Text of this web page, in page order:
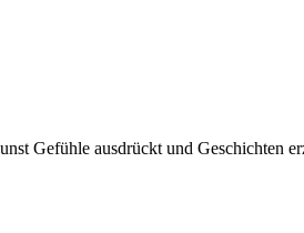
Gefühle ausdrückt und Geschichten